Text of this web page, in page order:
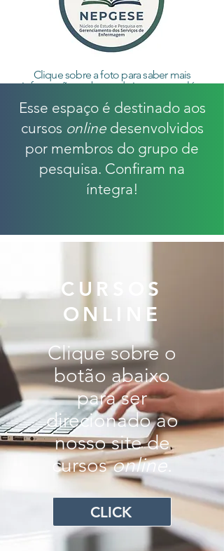
Clique sobre a foto para saber mais
informações sobre cada integrante, além
aoCurrículo Lattes linkado abaixo de cada
descrição!
Esse espaço é destinado aos
cursos onlinedesenvolvidos
por membros do grupo de
pesquisa. Confiram na
íntegra!
CURSOS
ONLINE
Clique sobre o
botão abaixo
para ser
direcionado ao
nosso site de
cursosonline.
CLICK